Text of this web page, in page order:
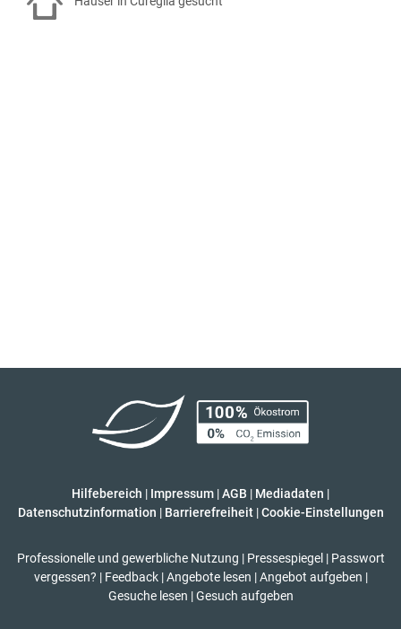
Hilfebereich | Impressum |AGB | Mediadaten |
Datenschutzinformation | Barrierefreiheit | Cookie-Einstellungen
Professionelle und gewerbliche Nutzung | Pressespiegel | Passwort
vergessen? | Feedback | Angebote lesen | Angebot aufgeben |
Gesuche lesen | Gesuch aufgeben